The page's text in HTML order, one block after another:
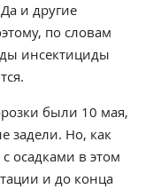
и другие
по словам
инсектициды
были 10 мая,
задели. Но, как
осадками в этом
и до конца